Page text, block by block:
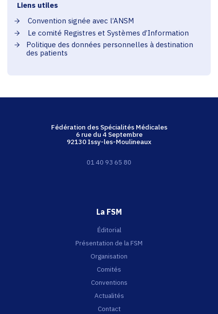
Liens utiles
Convention signée avec l’ANSM
Le comité Registres et Systèmes d’Information
Politique des données personnelles à destination
des patients
Fédération des Spécialités Médicales
6 rue du 4 Septembre
92130 Issy-les-Moulineaux
01 40 93 65 80
La FSM
Éditorial
Présentation de la FSM
Organisation
Comités
Conventions
Actualités
Contact